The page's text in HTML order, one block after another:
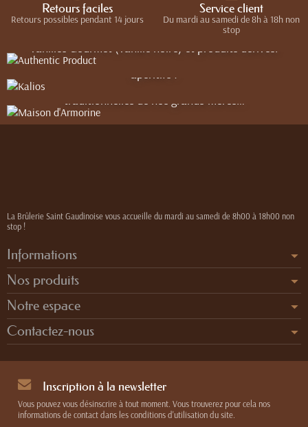
Retours faciles
Retours possibles pendant 14 jours
Service client
Du mardi au samedi de 8h à 18h non
stop
C’est à tous les Gourmets et gourmands qu’Authentic
Products souhaite proposer sa plus belle sélection de
vanilles Gourmet (vanille noire) et produits dérivés.
Kalios
Le meilleur du terroir Grec pour accompagner vos plats et
apéritifs !
Maison d'Armorine
Le savoureux mariage d’une recette originale d’un sablé
Breton pur beurre ou 100% blé noir, et de la fameuse crème
de Salidou au beurre frais salé, issue de recettes
traditionnelles de nos grands-mères…
La Brûlerie Saint Gaudinoise vous accueille du mardi au samedi de 8h00 à 18h00 non
stop !
Informations
Nos produits
Notre espace
Contactez-nous
Inscription à la newsletter
Vous pouvez vous désinscrire à tout moment. Vous trouverez pour cela nos
informations de contact dans les conditions d'utilisation du site.